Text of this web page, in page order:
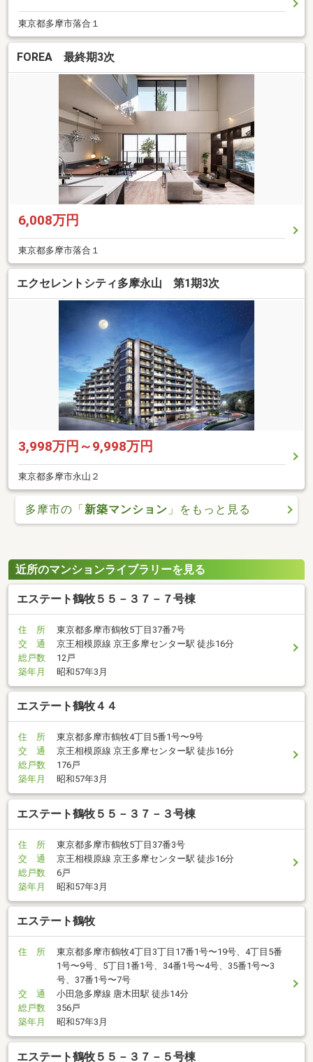
東京都多摩市落合１
FOREA 最終期3次
6,008万円
東京都多摩市落合１
エクセレントシティ多摩永山 第1期3次
3,998万円～9,998万円
東京都多摩市永山２
多摩市の「新築マンション 」をもっと見る
近所のマンションライブラリーを見る
エステート鶴牧５５－３７－７号棟
住 所
東京都多摩市鶴牧5丁目37番7号
交 通
京王相模原線 京王多摩センター駅 徒歩16分
総戸数
12戸
築年月
昭和57年3月
エステート鶴牧４４
住 所
東京都多摩市鶴牧4丁目5番1号〜9号
交 通
京王相模原線 京王多摩センター駅 徒歩16分
総戸数
176戸
築年月
昭和57年3月
エステート鶴牧５５－３７－３号棟
住 所
東京都多摩市鶴牧5丁目37番3号
交 通
京王相模原線 京王多摩センター駅 徒歩16分
総戸数
6戸
築年月
昭和57年3月
エステート鶴牧
住 所
東京都多摩市鶴牧4丁目3丁目17番1号〜19号、4丁目5番
1号〜9号、5丁目1番1号、34番1号〜4号、35番1号〜3
号、37番1号〜7号
交 通
小田急多摩線 唐木田駅 徒歩14分
総戸数
356戸
築年月
昭和57年3月
エステート鶴牧５５－３７－５号棟